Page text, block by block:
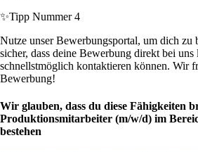
✨Tipp Nummer 4
Nutze unser Bewerbungsportal, um dich zu
sicher, dass deine Bewerbung direkt bei
schnellstmöglich kontaktieren können. Wir
Bewerbung!
Wir glauben, dass du diese Fähigkeiten
Produktionsmitarbeiter (m/w/d) im
bestehen